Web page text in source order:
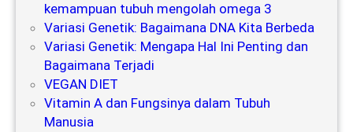
kemampuan tubuh mengolah omega 3
Variasi Genetik: Bagaimana DNA Kita Berbeda
Variasi Genetik: Mengapa Hal Ini Penting dan
Bagaimana Terjadi
VEGAN DIET
Vitamin A dan Fungsinya dalam Tubuh
Manusia